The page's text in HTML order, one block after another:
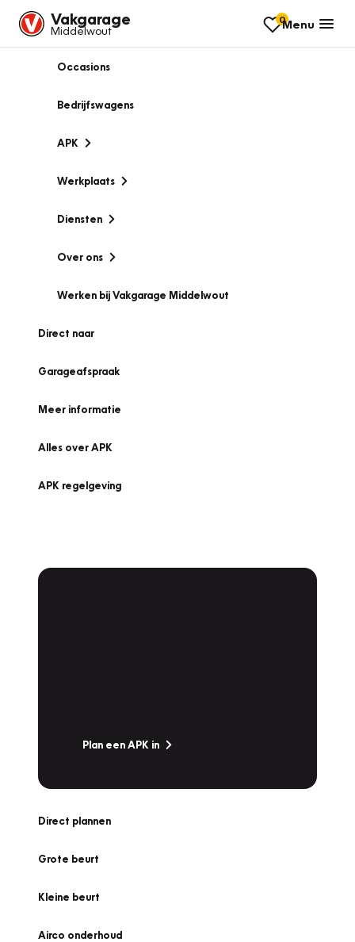
Vakgarage
Middelwout
0Menu
Occasions
Bedrijfswagens
APK
Werkplaats
Diensten
Over ons
Werken bij Vakgarage Middelwout
Direct naar
Garageafspraak
Meer informatie
Alles over APK
APK regelgeving
Plan een APK in
Direct plannen
Grote beurt
Kleine beurt
Airco onderhoud